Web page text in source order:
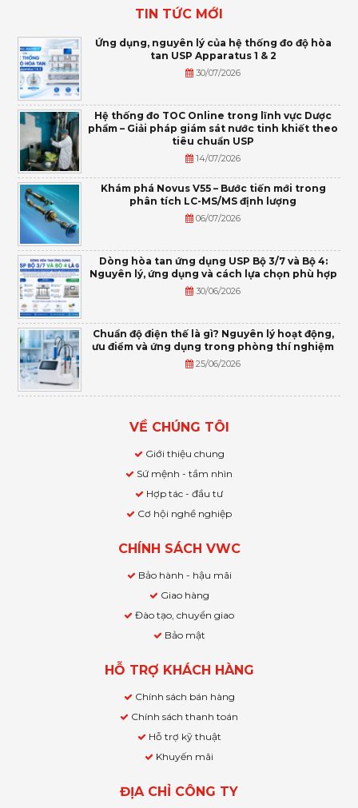
TIN TỨC MỚI
Ứng dụng, nguyên lý của hệ thống đo độ hòa
tan USP Apparatus 1 & 2
30/07/2026
Hệ thống đo TOC Online trong lĩnh vực Dược
phẩm – Giải pháp giám sát nước tinh khiết theo
tiêu chuẩn USP
14/07/2026
Khám phá Novus V55 – Bước tiến mới trong
phân tích LC-MS/MS định lượng
06/07/2026
Dòng hòa tan ứng dụng USP Bộ 3/7 và Bộ 4:
Nguyên lý, ứng dụng và cách lựa chọn phù hợp
30/06/2026
Chuẩn độ điện thế là gì? Nguyên lý hoạt động,
ưu điểm và ứng dụng trong phòng thí nghiệm
25/06/2026
VỀ CHÚNG TÔI
Giới thiệu chung
Sứ mệnh - tầm nhìn
Hợp tác - đầu tư
Cơ hội nghề nghiệp
CHÍNH SÁCH VWC
Bảo hành - hậu mãi
Giao hàng
Đào tạo, chuyển giao
Bảo mật
HỖ TRỢ KHÁCH HÀNG
Chính sách bán hàng
Chính sách thanh toán
Hỗ trợ kỹ thuật
Khuyến mãi
ĐỊA CHỈ CÔNG TY